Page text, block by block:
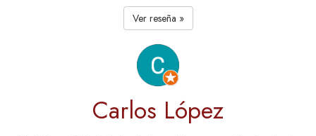
Ver reseña »
Carlos López